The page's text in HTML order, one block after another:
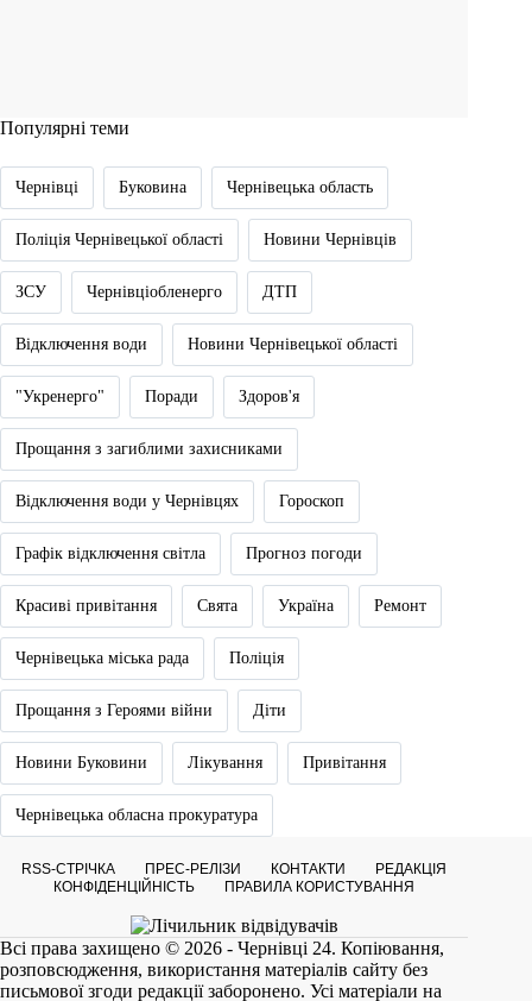
Популярні теми
Чернівці Буковина Чернівецька область
Поліція Чернівецької області Новини Чернівців
ЗСУ Чернівціобленерго ДТП
Відключення води Новини Чернівецької області
"Укренерго" Поради Здоров'я
Прощання з загиблими захисниками
Відключення води у Чернівцях Гороскоп
Графік відключення світла Прогноз погоди
Красиві привітання Свята Україна Ремонт
Чернівецька міська рада Поліція
Прощання з Героями війни Діти
Новини Буковини Лікування Привітання
Чернівецька обласна прокуратура
RSS-СТРІЧКА ПРЕС-РЕЛІЗИ КОНТАКТИ
РЕДАКЦІЯ
КОНФІДЕНЦІЙНІСТЬ
ПРАВИЛА КОРИСТУВАННЯ
Всі права захищено © 2026 - Чернівці 24. Копіювання,
розповсюдження, використання матеріалів сайту без
письмової згоди редакції заборонено. Усі матеріали на